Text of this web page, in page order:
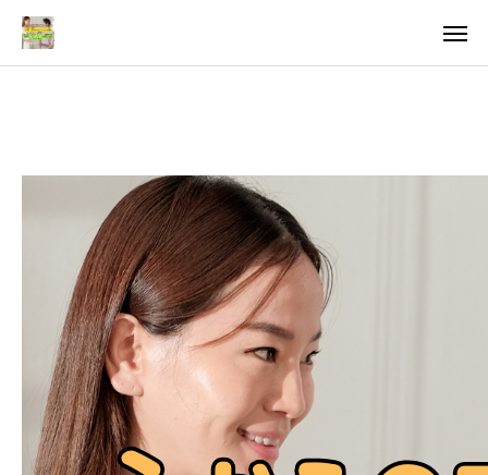
料金について
成婚までの流れ
会員様からの喜びの声